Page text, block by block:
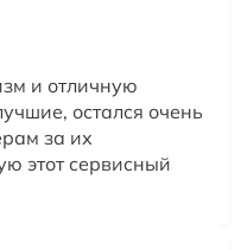
и отличную
остался очень
за их
этот сервисный